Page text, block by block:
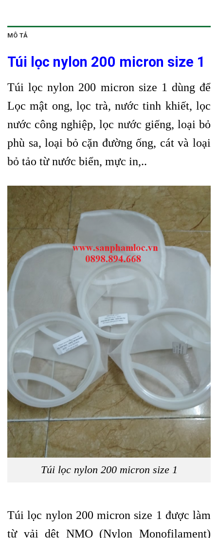
MÔ TẢ
Túi lọc nylon 200 micron size 1
Túi lọc nylon 200 micron size 1 dùng để
Lọc mật ong, lọc trà, nước tinh khiết, lọc
nước công nghiệp, lọc nước giếng, loại bỏ
phù sa, loại bỏ cặn đường ống, cát và loại
bỏ tảo từ nước biển, mực in,..
Túi lọc nylon 200 micron size 1
Túi lọc nylon 200 micron size 1 được làm
từ vải dệt NMO (Nylon Monofilament)